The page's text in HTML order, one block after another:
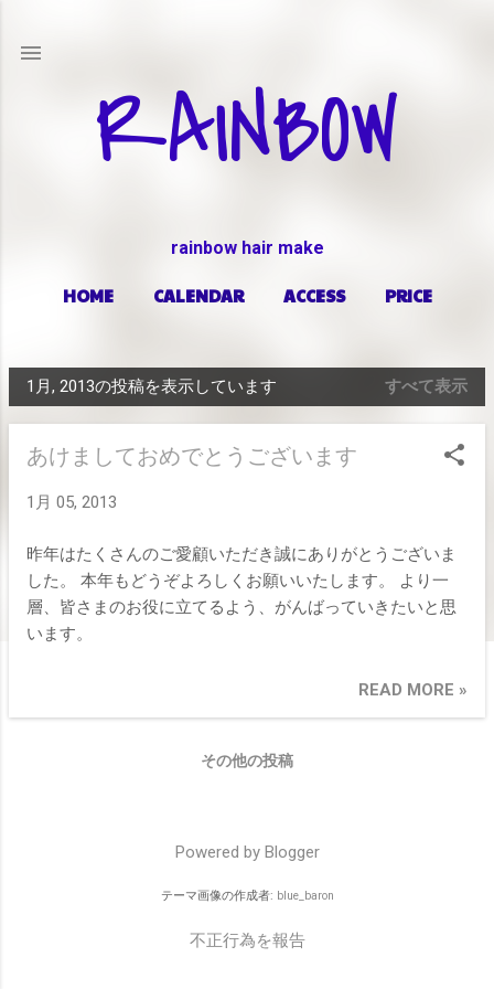
RAINBOW
rainbow hair make
HOME CALENDAR ACCESS
PRICE
投
1月, 2013の投稿を表示しています すべて表示
あけましておめでとうございます
1月 05, 2013
昨年はたくさんのご愛顧いただき誠にありがとうございま
した。 本年もどうぞよろしくお願いいたします。 より一
層、皆さまのお役に立てるよう、がんばっていきたいと思
います。
READ MORE »
その他の投稿
Powered by Blogger
テーマ画像の作成者: blue_baron
不正行為を報告